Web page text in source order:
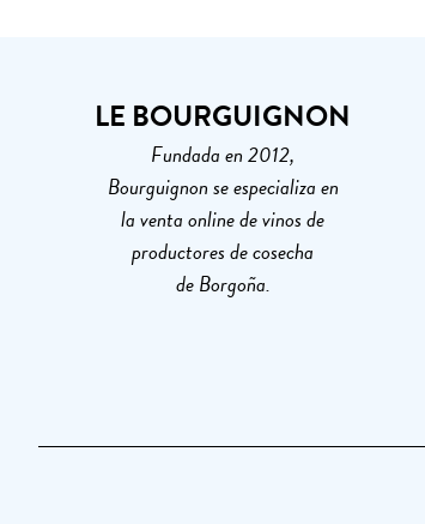
LE BOURGUIGNON
Fundada en 2012,
Bourguignon se especializa en
la venta online de vinos de
productores de cosecha
de Borgoña.